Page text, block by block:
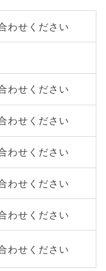
わせください
わせください
わせください
わせください
わせください
わせください
わせください